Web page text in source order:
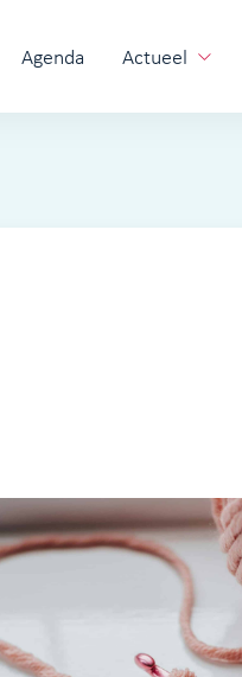
Agenda Actueel